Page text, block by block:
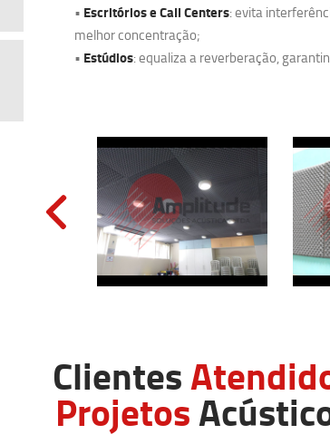
• Escritórios e Call Centers: evita
melhor concentração;
• Estúdios: equaliza a reverberação,
Clientes
Projetos